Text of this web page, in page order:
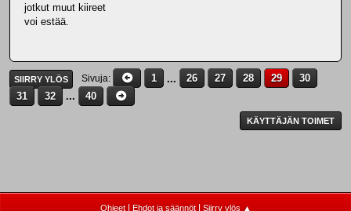
jotkut muut kiireet
voi estää.
SIIRRY YLÖS Sivuja 1 ... 26 27 28 29
30
31
32 ... 40
KÄYTTÄJÄN TOIMET
Ohjeet| Ehdot ja säännöt| Siirry ylös ▲